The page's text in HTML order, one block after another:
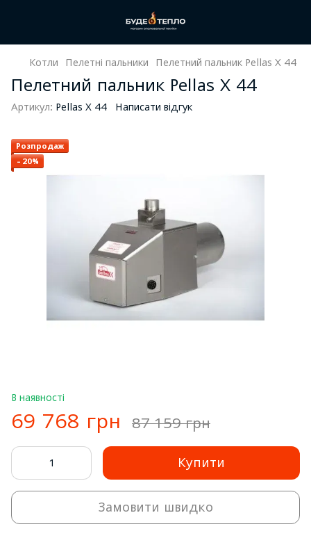
Котли Пелетні пальники Пелетний пальник Pellas X 44
Пелетний пальник Pellas X 44
Артикул: Pellas X 44 Написати відгук
Розпродаж
−20%
В наявності
69 768 грн 87 159 грн
Купити
Замовити швидко